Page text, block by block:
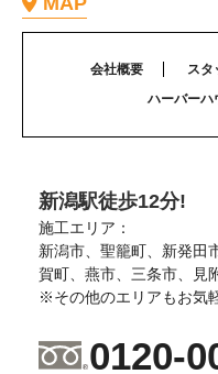
会社概要 スタ
ハーバーハ
新潟駅徒歩12分!
施工エリア：
新潟市、聖籠町、新発田
賀町、燕市、三条市、見
※その他のエリアもお気
0120-